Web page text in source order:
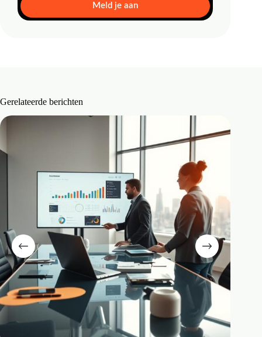
Meld je aan
Gerelateerde berichten